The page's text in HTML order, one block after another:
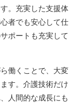
。充実した支援体
者でも安心して仕
ポートも充実して
働くことで、大変
す。介護技術だけ
人間的な成長にも